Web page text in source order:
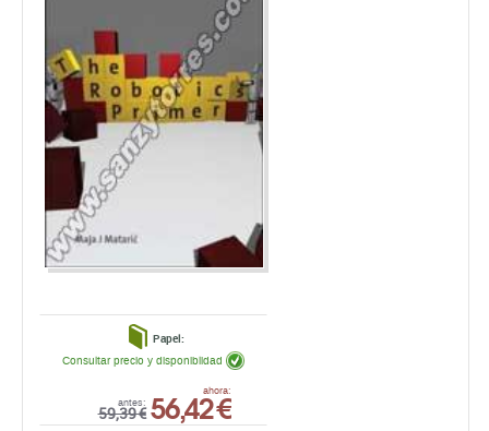
Papel:
antes:
59,39 €
ahora:
56,42 €
Consultar precio y disponiblidad